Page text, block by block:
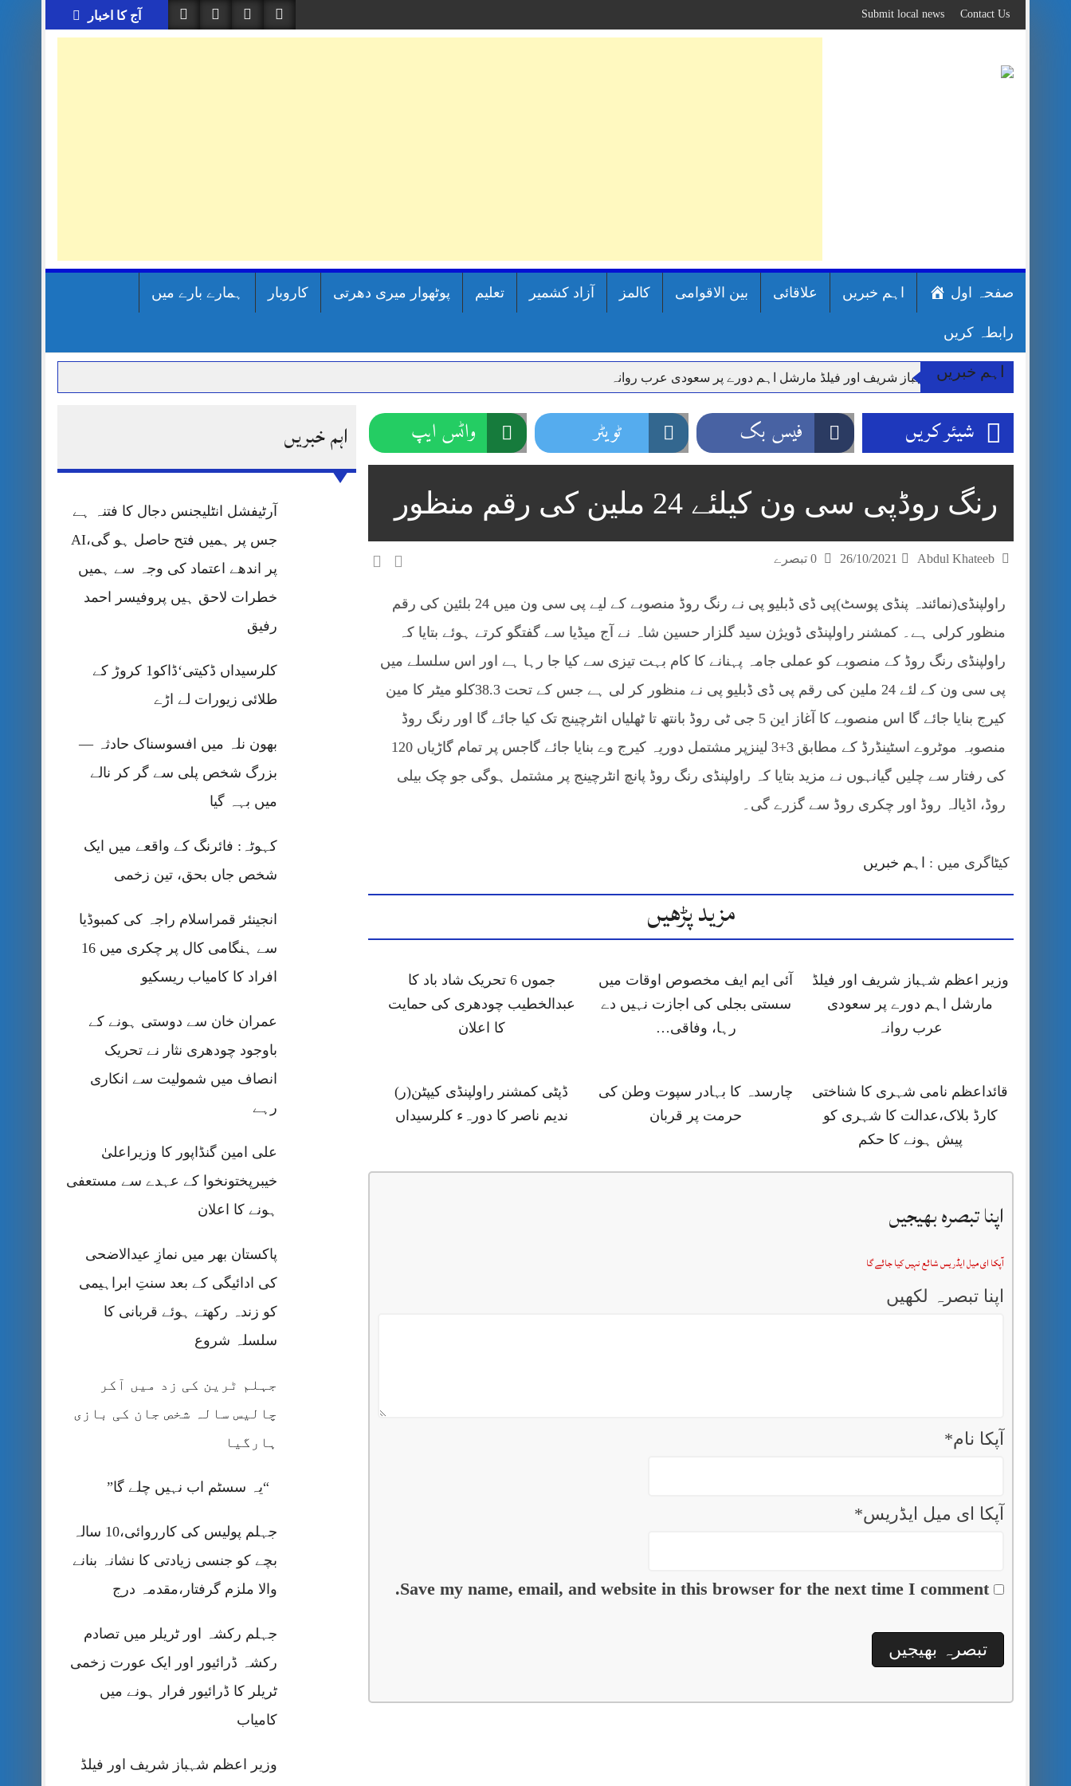
to
content
آج کا اخبار Contact Us
Submit local news
صفحہ اول اہم خبریں علاقائی بین الاقوامی کالمز آزاد کشمیر تعلیم پوٹھوار میری دھرتی کاروبار ہمارے بارے میں
رابطہ کریں
اہم خبریں
وزیر اعظم شہباز شریف اور فیلڈ مارشل اہم دورے پر سعودی عرب روانہ
قائداعظم نامی شہری کا شناختی کارڈ بلاک،عدالت کا شہری کو پیش ہونے کا حکم
چارسدہ کا بہادر سپوت وطن کی حرمت پر قربان
ڈپٹی کمشنر راولپنڈی کیپٹن(ر) ندیم ناصر کا دورہء کلرسیداں
مون سون بارشیں، لینڈ سلائیڈنگ اور کوٹلی ستیاں کے نظر انداز متاثرین
اسسٹنٹ کمشنر کلرسیداں سیدہ زینب حسین کی پریس کانفرنس
شہید گر وپ کیپٹنعاصم طارق مکمل فوجی اعزاز کے ساتھ سپردِ خاک
اہم خبریں
آرٹیفشل انٹلیجنس دجال کا فتنہ ہے
جس پر ہمیں فتح حاصل ہو گی،AI
پر اندھے اعتماد کی وجہ سے ہمیں
خطرات لاحق ہیں پروفیسر احمد
رفیق
کلرسیداں ڈکیتی‘ڈاکو1 کروڑ کے
طلائی زیورات لے اڑے
بھون نلہ میں افسوسناک حادثہ —
بزرگ شخص پلی سے گر کر نالے
میں بہہ گیا
کہوٹہ: فائرنگ کے واقعے میں ایک
شخص جاں بحق، تین زخمی
انجینئر قمراسلام راجہ کی کمبوڈیا
سے ہنگامی کال پر چکری میں 16
افراد کا کامیاب ریسکیو
عمران خان سے دوستی ہونے کے
باوجود چودھری نثار نے تحریک
انصاف میں شمولیت سے انکاری
رہے
علی امین گنڈاپور کا وزیراعلیٰ
خیبرپختونخوا کے عہدے سے مستعفی
ہونے کا اعلان
پاکستان بھر میں نمازِ عیدالاضحی
کی ادائیگی کے بعد سنتِ ابراہیمی
کو زندہ رکھتے ہوئے قربانی کا
سلسلہ شروع
جہلم ٹرین کی زد میں آکر
چالیس سالہ شخص جان کی بازی
ہارگیا
“یہ سسٹم اب نہیں چلے گا”
جہلم پولیس کی کارروائی،10 سالہ
بچے کو جنسی زیادتی کا نشانہ بنانے
والا ملزم گرفتار،مقدمہ درج
جہلم رکشہ اور ٹریلر میں تصادم
رکشہ ڈرائیور اور ایک عورت زخمی
ٹریلر کا ڈرائیور فرار ہونے میں
کامیاب
وزیر اعظم شہباز شریف اور فیلڈ
شیئر کریں فیس بک ٹویٹر واٹس ایپ
رنگ روڈپی سی ون کیلئے 24 ملین کی رقم منظور
Abdul Khateeb
26/10/2021
راولپنڈی(نمائندہ پنڈی پوسٹ)پی ڈی ڈبلیو پی نے رنگ روڈ منصوبے کے لیے پی سی ون میں 24 بلئین کی رقم
منظور کرلی ہے۔ کمشنر راولپنڈی ڈویژن سید گلزار حسین شاہ نے آج میڈیا سے گفتگو کرتے ہوئے بتایا کہ
راولپنڈی رنگ روڈ کے منصوبے کو عملی جامہ پہنانے کا کام بہت تیزی سے کیا جا رہا ہے اور اس سلسلے میں
پی سی ون کے لئے 24 ملین کی رقم پی ڈی ڈبلیو پی نے منظور کر لی ہے جس کے تحت 38.3کلو میٹر کا مین
کیرج بنایا جائے گا اس منصوبے کا آغاز این 5 جی ٹی روڈ بانتھ تا ٹھلیاں انٹرچینج تک کیا جائے گا اور رنگ روڈ
منصوبہ موٹروے اسٹینڈرڈ کے مطابق 3+3 لینزپر مشتمل دوریہ کیرج وے بنایا جائے گاجس پر تمام گاڑیاں 120
کی رفتار سے چلیں گیانہوں نے مزید بتایا کہ راولپنڈی رنگ روڈ پانچ انٹرچینج پر مشتمل ہوگی جو چک بیلی
روڈ، اڈیالہ روڈ اور چکری روڈ سے گزرے گی۔
کیٹاگری میں : اہم خبریں
مزید پڑھیں
وزیر اعظم شہباز شریف اور فیلڈ
مارشل اہم دورے پر سعودی
عرب روانہ
آئی ایم ایف مخصوص اوقات میں
سستی بجلی کی اجازت نہیں دے
رہا، وفاقی…
جموں 6 تحریک شاد باد کا
عبدالخطیب چودھری کی حمایت
کا اعلان
قائداعظم نامی شہری کا شناختی
کارڈ بلاک،عدالت کا شہری کو
پیش ہونے کا حکم
چارسدہ کا بہادر سپوت وطن کی
حرمت پر قربان
ڈپٹی کمشنر راولپنڈی کیپٹن(ر)
ندیم ناصر کا دورہء کلرسیداں
اپنا تبصرہ بھیجیں
آپکا ای میل ایڈریس شائع نہیں کیا جائے گا
اپنا تبصرہ لکھیں
آپکا نام*
آپکا ای میل ایڈریس*
Save my name, email, and website in this browser for the next time I comment.